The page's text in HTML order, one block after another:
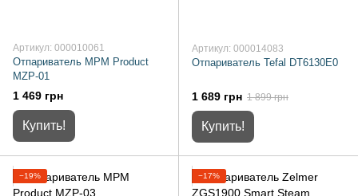
Артикул: 000010061
Отпариватель MPM Product
MZP-01
1 469 грн
Купить!
Артикул: 000014083
Отпариватель Tefal DT6130E0
1 689 грн 1 899 грн
Купить!
−19% −17%